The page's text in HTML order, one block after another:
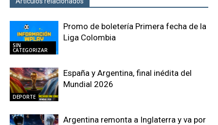
SIN
CATEGORIZAR
Promo de boletería Primera fecha de la
Liga Colombia
DEPORTE
España y Argentina, final inédita del
Mundial 2026
Argentina remonta a Inglaterra y va por